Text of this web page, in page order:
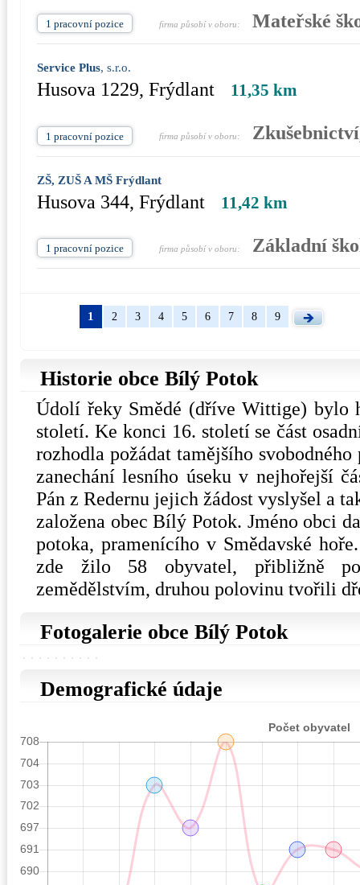
1 pracovní pozice firma působí v oboru: Mateřské
Service Plus, s.r.o.
Husova 1229, Frýdlant 11,35 km
1 pracovní pozice firma působí v oboru:
ZŠ, ZUŠ A MŠ Frýdlant
Husova 344, Frýdlant 11,42 km
1 pracovní pozice firma působí v oboru: Základní
1 2 3 4 5 6 7 8 9
Historie obce Bílý Potok
Údolí řeky Smědé (dříve Wittige) bylo
století. Ke konci 16. století se část
rozhodla požádat tamějšího
zanechání lesního úseku v nejhořejší
Pán z Redernu jejich žádost vyslyšel a
založena obec Bílý Potok. Jméno obci
potoka, pramenícího v Smědavské
zde žilo 58 obyvatel, přibližně
zemědělstvím, druhou polovinu tvořili
Fotogalerie obce Bílý Potok
Demografické údaje